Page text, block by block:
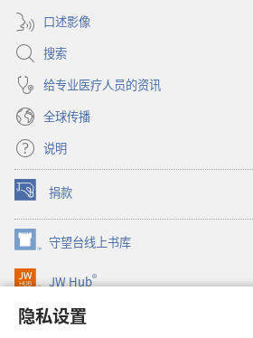
隐私设置
口述影像
搜索
给专业医疗人员的资讯
全球传播
说明
捐款
（打
开
新
窗
口）
守望台线上书库
（打
开
新
口）
JW Hub®
（打
开
新
JW Library®